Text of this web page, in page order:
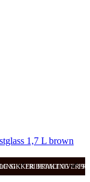
1,7 L brown
FRI FRAKT OVER
SIKKER BETALING